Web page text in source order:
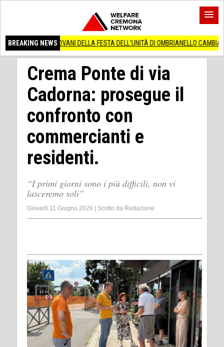
BREAKING NEWS
GIOVANI DELLA FESTA DELL'UNITÀ DI OMBRIANELLO CAMBIA PELLE La
Crema Ponte di via
Cadorna: prosegue il
confronto con
commercianti e
residenti.
“I primi giorni sono i più difficili, non vi
lasceremo soli”
Giovedì 11 Giugno 2026 Scritto da Redazione